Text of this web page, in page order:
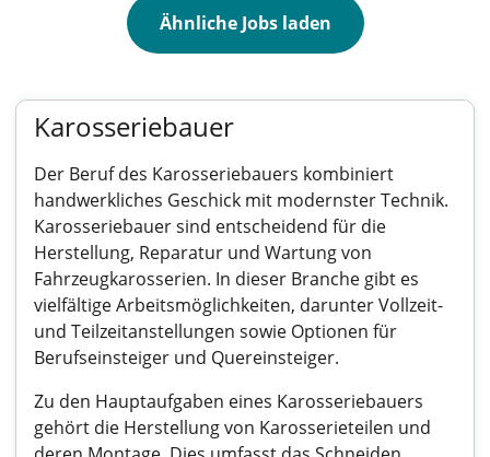
Ähnliche Jobs laden
Karosseriebauer
Der Beruf des Karosseriebauers kombiniert
handwerkliches Geschick mit modernster Technik.
Karosseriebauer sind entscheidend für die
Herstellung, Reparatur und Wartung von
Fahrzeugkarosserien. In dieser Branche gibt es
vielfältige Arbeitsmöglichkeiten, darunter Vollzeit-
und Teilzeitanstellungen sowie Optionen für
Berufseinsteiger und Quereinsteiger.
Zu den Hauptaufgaben eines Karosseriebauers
gehört die Herstellung von Karosserieteilen und